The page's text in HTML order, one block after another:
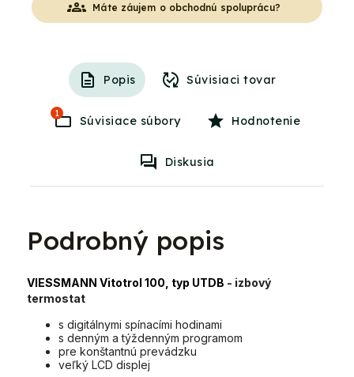
groups Máte záujem o obchodnú spoluprácu?
Popis Súvisiaci tovar
1
Súvisiace súbory Hodnotenie
Diskusia
Podrobný popis
VIESSMANN Vitotrol 100, typ UTDB - izbový
termostat
s digitálnymi spínacími hodinami
s denným a týždenným programom
pre konštantnú prevádzku
veľký LCD displej